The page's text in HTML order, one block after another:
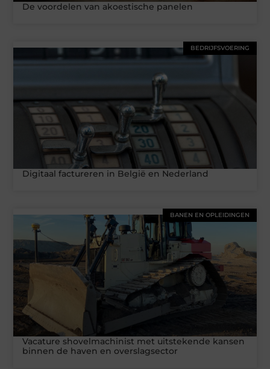
De voordelen van akoestische panelen
BEDRIJFSVOERING
Digitaal factureren in België en Nederland
BANEN EN OPLEIDINGEN
Vacature shovelmachinist met uitstekende kansen
binnen de haven en overslagsector